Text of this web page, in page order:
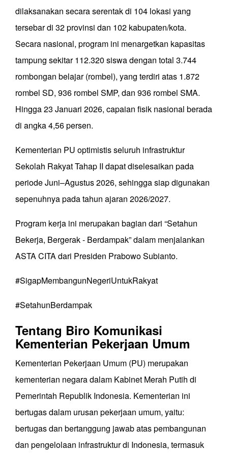
dilaksanakan secara serentak di 104 lokasi yang
tersebar di 32 provinsi dan 102 kabupaten/kota.
Secara nasional, program ini menargetkan kapasitas
tampung sekitar 112.320 siswa dengan total 3.744
rombongan belajar (rombel), yang terdiri atas 1.872
rombel SD, 936 rombel SMP, dan 936 rombel SMA.
Hingga 23 Januari 2026, capaian fisik nasional berada
di angka 4,56 persen.
Kementerian PU optimistis seluruh infrastruktur
Sekolah Rakyat Tahap II dapat diselesaikan pada
periode Juni–Agustus 2026, sehingga siap digunakan
sepenuhnya pada tahun ajaran 2026/2027.
Program kerja ini merupakan bagian dari “Setahun
Bekerja, Bergerak - Berdampak” dalam menjalankan
ASTA CITA dari Presiden Prabowo Subianto.
#SigapMembangunNegeriUntukRakyat
#SetahunBerdampak
Tentang Biro Komunikasi
Kementerian Pekerjaan Umum
Kementerian Pekerjaan Umum (PU) merupakan
kementerian negara dalam Kabinet Merah Putih di
Pemerintah Republik Indonesia. Kementerian ini
bertugas dalam urusan pekerjaan umum, yaitu:
bertugas dan bertanggung jawab atas pembangunan
dan pengelolaan infrastruktur di Indonesia, termasuk